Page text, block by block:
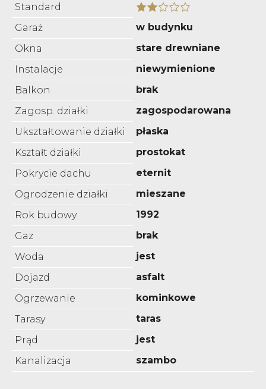
Standard
Garaż
w budynku
Okna
stare drewniane
Instalacje
niewymienione
Balkon
brak
Zagosp. działki
zagospodarowana
Ukształtowanie działki
płaska
Kształt działki
prostokat
Pokrycie dachu
eternit
Ogrodzenie działki
mieszane
Rok budowy
1992
Gaz
brak
Woda
jest
Dojazd
asfalt
Ogrzewanie
kominkowe
Tarasy
taras
Prąd
jest
Kanalizacja
szambo